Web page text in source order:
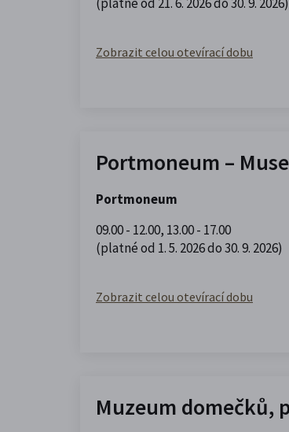
Zobrazit celou otevírací dobu
Portmoneum –
Portmoneum
09.00 - 12.00, 13.00 - 17.00
(platné od 1. 5. 2026 do 30. 9. 2026)
Zobrazit celou otevírací dobu
Muzeum domečků,